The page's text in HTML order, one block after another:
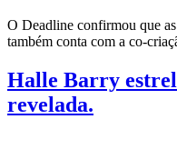
O Deadline confirmou que
também conta com a co-
Halle Barry
revelada.